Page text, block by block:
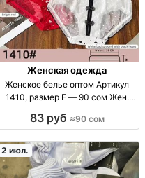
Женская одежда
Женское белье оптом Артикул
1410, размер F — 90 сом Жен.
Размер F. Упак.: 10 шт. Цена: 90
83 руб ≈90 сом
2 июл.